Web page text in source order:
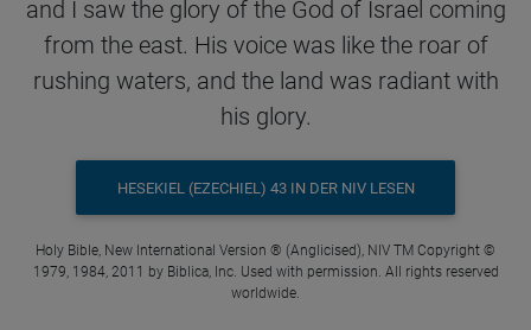
and I saw the glory of the God of Israel coming
from the east. His voice was like the roar of
rushing waters, and the land was radiant with
his glory.
HESEKIEL (EZECHIEL) 43 IN DER NIV LESEN
Holy Bible, New International Version ® (Anglicised), NIV TM Copyright ©
1979, 1984, 2011 by Biblica, Inc. Used with permission. All rights reserved
worldwide.